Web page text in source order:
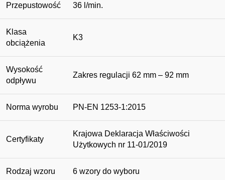
Przepustowość 36 l/min.
Klasa
obciążenia
K3
Wysokość
odpływu
Zakres regulacji 62 mm – 92 mm
Norma wyrobu PN-EN 1253-1:2015
Certyfikaty
Krajowa Deklaracja Właściwości
Użytkowych nr 11-01/2019
Rodzaj wzoru 6 wzory do wyboru